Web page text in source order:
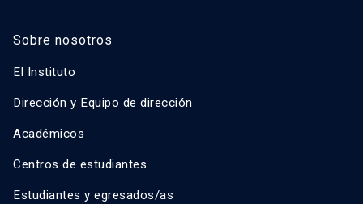
Sobre nosotros
El Instituto
Dirección y Equipo de dirección
Académicos
Centros de estudiantes
Estudiantes y egresados/as